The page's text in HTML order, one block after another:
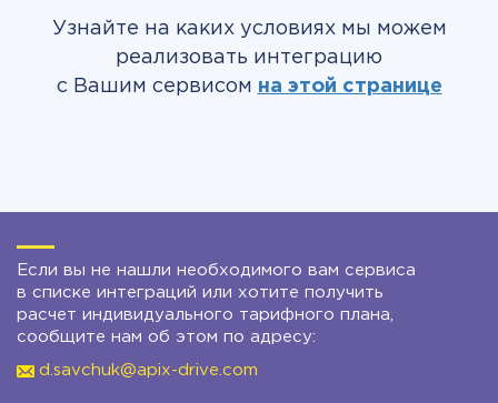
Узнайте на каких условиях мы можем
реализовать интеграцию
с Вашим сервисом на этой странице
Если вы не нашли необходимого вам сервиса
в списке интеграций или хотите получить
расчет индивидуального тарифного плана,
сообщите нам об этом по адресу:
d.savchuk@apix-drive.com